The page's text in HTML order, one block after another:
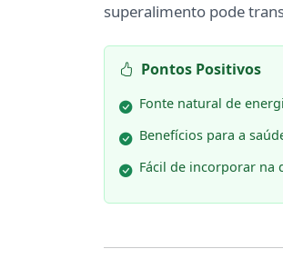
superalimento pode
Pontos Positivos
Fonte natural de
Benefícios para a
Fácil de incorporar na